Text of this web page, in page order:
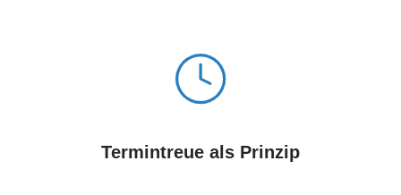
Termintreue als Prinzip